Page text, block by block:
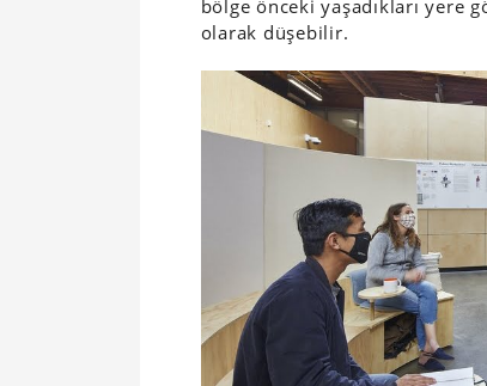
bölge önceki yaşadıkları yere
olarak düşebilir.